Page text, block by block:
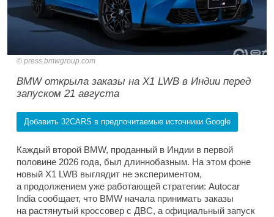
press.bmwgroup.com
BMW открыла заказы на X1 LWB в Индии перед
запуском 21 августа
Добавить 32CARS в предпочитаемые источники Google
Каждый второй BMW, проданный в Индии в первой
половине 2026 года, был длиннобазным. На этом фоне
новый X1 LWB выглядит не экспериментом,
а продолжением уже работающей стратегии: Autocar
India сообщает, что BMW начала принимать заказы
на растянутый кроссовер с ДВС, а официальный запуск